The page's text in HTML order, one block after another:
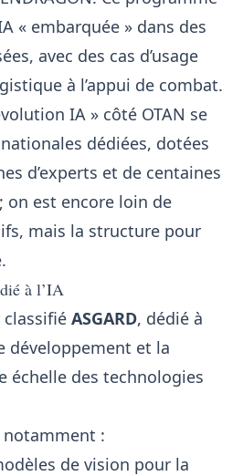
« embarquée » dans des
avec des cas d’usage
à l’appui de combat.
IA » côté OTAN se
dédiées, dotées
d’experts et de centaines
on est encore loin de
mais la structure pour
à l’IA
classifié ASGARD, dédié à
développement et la
échelle des technologies
notamment :
de vision pour la